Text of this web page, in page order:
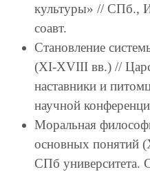
культуры» // СПб.,
соавт.
Становление
(ХI-XVIII вв.) //
наставники и
научной
Моральная
основных понятий
СПб университета.